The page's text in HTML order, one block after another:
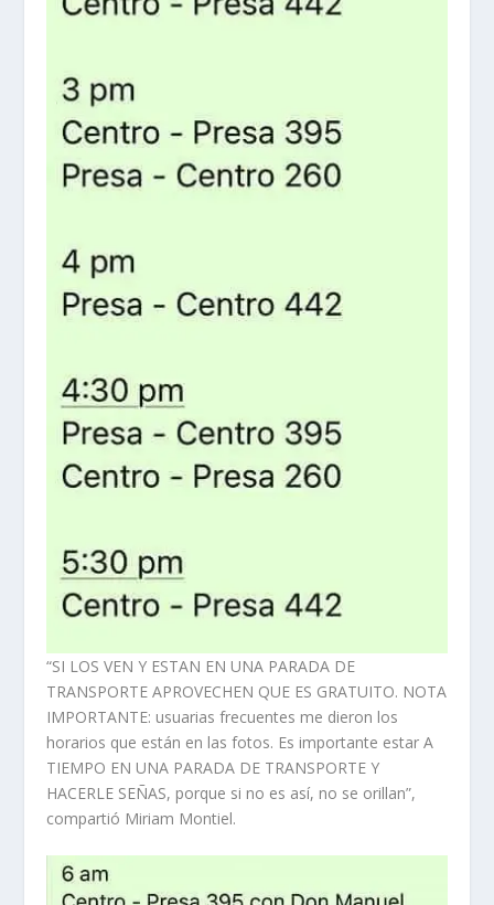
“SI LOS VEN Y ESTAN EN UNA PARADA DE
TRANSPORTE APROVECHEN QUE ES GRATUITO. NOTA
IMPORTANTE: usuarias frecuentes me dieron los
horarios que están en las fotos. Es importante estar A
TIEMPO EN UNA PARADA DE TRANSPORTE Y
HACERLE SEÑAS, porque si no es así, no se orillan”,
compartió Miriam Montiel.